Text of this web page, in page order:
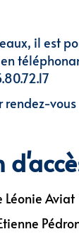
il est
rendez-
Léonie Aviat